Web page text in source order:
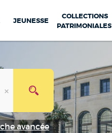
JEUNESSE
COLLECTIONS
PATRIMONIALES
avancée